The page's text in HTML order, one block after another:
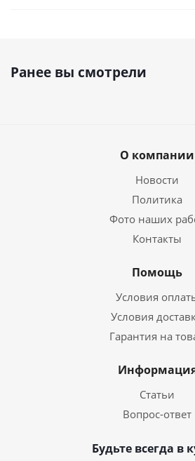
Ранее вы смотрели
О компании
Новости
Политика
Фото наших
Контакты
Помощь
Условия
Условия
Гарантия на
Статьи
Вопрос-ответ
Будьте всегда в